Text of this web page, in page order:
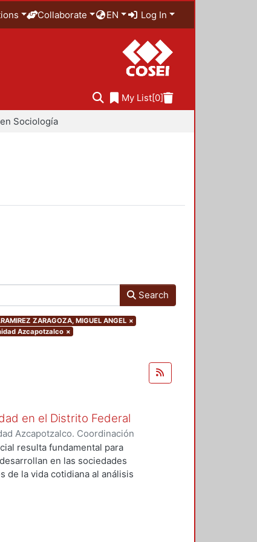
Collaborate EN Log In
My List[0]
Sociología
Search
ZARAGOZA, MIGUEL ANGEL ×
Azcapotzalco ×
en el Distrito Federal
Azcapotzalco. Coordinación
MIGUEL ANGEL
resulta fundamental para
en las sociedades
de la vida cotidiana al análisis